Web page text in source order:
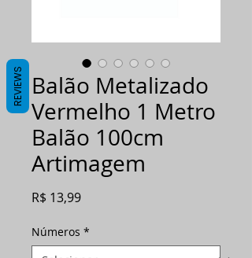
Balão Metalizado
Vermelho 1 Metro
Balão 100cm
Artimagem
R$ 13,99Preço
Números *
REVIEWS